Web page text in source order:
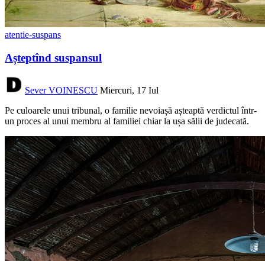
atentie-suspans
Așteptînd suspansul
Sever VOINESCU Miercuri, 17 Iul
Pe culoarele unui tribunal, o familie nevoiașă așteaptă verdictul într-
un proces al unui membru al familiei chiar la ușa sălii de judecată.